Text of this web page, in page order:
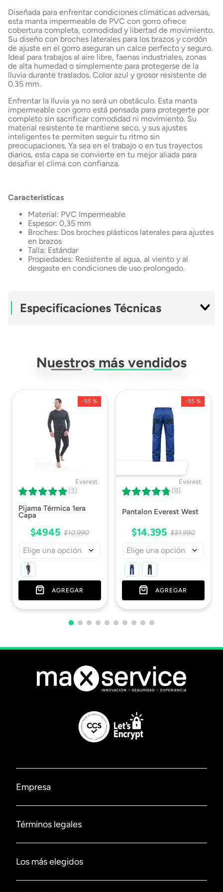
Diseñada para enfrentar condiciones climáticas adversas,
esta manta impermeable de PVC con gorro ofrece
cobertura completa, comodidad y libertad de movimiento.
Su diseño con broches laterales para los brazos y cordón
de ajuste en el gorro aseguran un calce perfecto y seguro.
Ideal para trabajos al aire libre, faenas industriales, zonas
de alta humedad o simplemente para protegerse de la
lluvia durante traslados. Color azul y grosor resistente de
0.35 mm.
Enfrentar la lluvia ya no será un obstáculo. Esta manta
impermeable con gorro está pensada para protegerte por
completo sin sacrificar comodidad ni movimiento. Su
material resistente te mantiene seco, y sus ajustes
inteligentes te permiten seguir tu ritmo sin
preocupaciones. Ya sea en el trabajo o en tus trayectos
diarios, esta capa se convierte en tu mejor aliada para
desafiar el clima con confianza.
Características
Material: PVC Impermeable
Espesor: 0,35 mm
Broches: Dos broches plásticos laterales para ajustes
en brazos
Talla: Estándar
Propiedades: Resistente al agua, al viento y al
desgaste en condiciones de uso prolongado.
Especificaciones Técnicas
Material Interior PVC
Ficha Técnica
Descargar Ficha
Nuestros más vendidos
-55 %
Everest
(3)
Pijama Térmica 1era
Capa
$4945 $10.990
Elige una opción
AGREGAR
-55 %
Everest
(9)
Pantalon Everest West
$14.395 $31.990
Elige una opción
AGREGAR
Empresa
Nosotros
Contáctanos
Términos legales
Políticas de privacidad
Políticas de despacho
Los más elegidos